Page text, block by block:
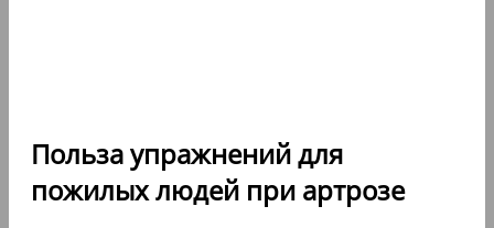
Польза упражнений для
пожилых людей при артрозе